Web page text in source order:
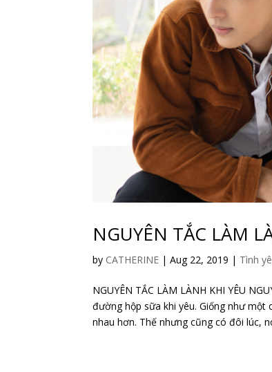
NGUYÊN TẮC LÀM
by CATHERINE |Aug 22, 2019 | Tình
NGUYÊN TẮC LÀM LÀNH KHI YÊU
đường hộp sữa khi yêu. Giống như một
nhau hơn. Thế nhưng cũng có đôi lúc,